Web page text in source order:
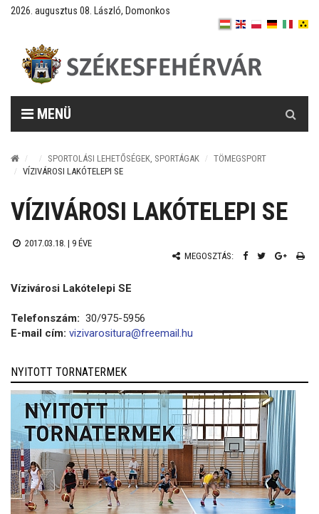
2026. augusztus 08. László, Domonkos
MENÜ
SPORTOLÁSI LEHETŐSÉGEK, SPORTÁGAK
TÖMEGSPORT
VÍZIVÁROSI LAKÓTELEPI SE
VÍZIVÁROSI LAKÓTELEPI SE
2017.03.18. | 9 ÉVE
MEGOSZTÁS:
Vízivárosi Lakótelepi SE
Telefonszám: 30/975-5956
E-mail cím: vizivarositura@freemail.hu
NYITOTT TORNATERMEK